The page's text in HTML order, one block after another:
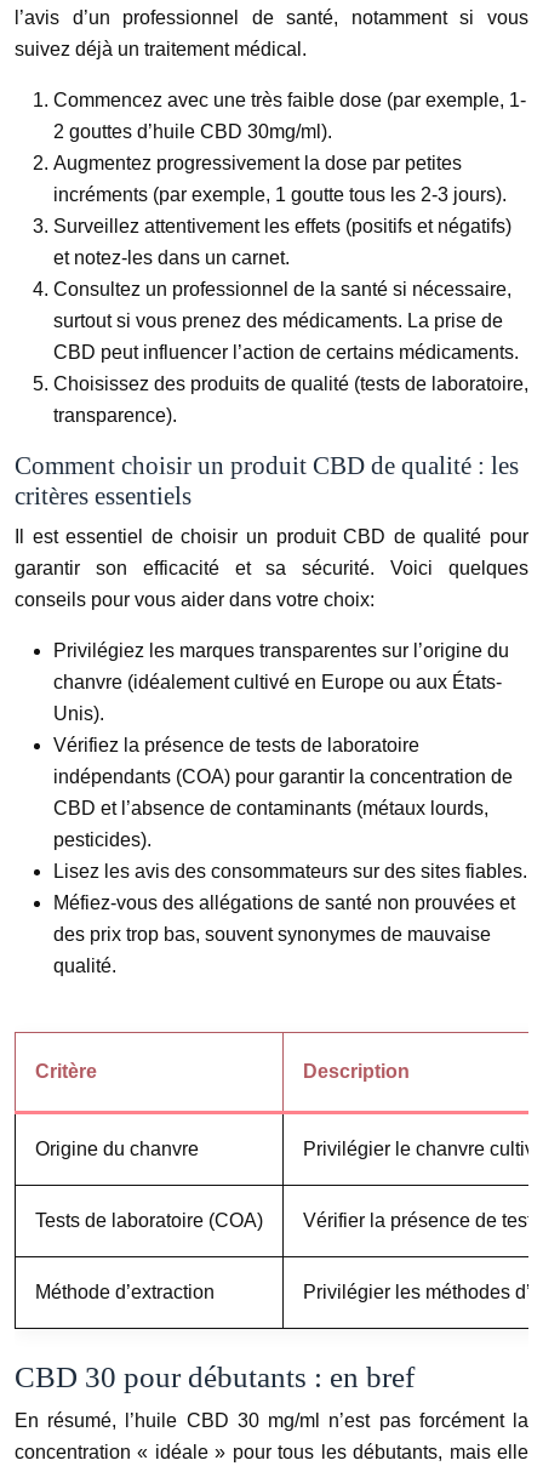
l’avis d’un professionnel de santé, notamment si vous
suivez déjà un traitement médical.
Commencez avec une très faible dose (par exemple, 1-
2 gouttes d’huile CBD 30mg/ml).
Augmentez progressivement la dose par petites
incréments (par exemple, 1 goutte tous les 2-3 jours).
Surveillez attentivement les effets (positifs et négatifs)
et notez-les dans un carnet.
Consultez un professionnel de la santé si nécessaire,
surtout si vous prenez des médicaments. La prise de
CBD peut influencer l’action de certains médicaments.
Choisissez des produits de qualité (tests de laboratoire,
transparence).
Comment choisir un produit CBD de qualité : les
critères essentiels
Il est essentiel de choisir un produit CBD de qualité pour
garantir son efficacité et sa sécurité. Voici quelques
conseils pour vous aider dans votre choix:
Privilégiez les marques transparentes sur l’origine du
chanvre (idéalement cultivé en Europe ou aux États-
Unis).
Vérifiez la présence de tests de laboratoire
indépendants (COA) pour garantir la concentration de
CBD et l’absence de contaminants (métaux lourds,
pesticides).
Lisez les avis des consommateurs sur des sites fiables.
Méfiez-vous des allégations de santé non prouvées et
des prix trop bas, souvent synonymes de mauvaise
qualité.
Critère Description
Origine du chanvre Privilégier le chanvre
Tests de laboratoire (COA) Vérifier la présence de
Méthode d’extraction Privilégier les méthodes
CBD 30 pour débutants : en bref
En résumé, l’huile CBD 30 mg/ml n’est pas forcément la
concentration « idéale » pour tous les débutants, mais elle